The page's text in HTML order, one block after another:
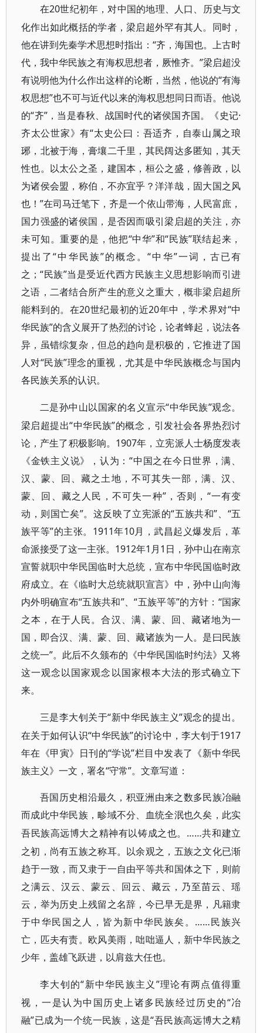
在20世纪初年，对中国的地理、人口、历史与文
化作出如此概括的学者，梁启超外罕有其人。同时，
他在讲到先秦学术思想时指出：“齐，海国也。上古时
代，我中华民族之有海权思想者，厥惟齐。”梁启超没
有说明他为什么作出这样的论断，当然，他说的“有海
权思想”也不可与近代以来的海权思想同日而语。他说
的“齐”，当是春秋、战国时代的诸侯国齐国。《史记·
齐太公世家》有“太史公曰：吾适齐，自泰山属之琅
琊，北被于海，膏壤二千里，其民阔达多匿知，其天
性也。以太公之圣，建国本，桓公之盛，修善政，以
为诸侯会盟，称伯，不亦宜乎？洋洋哉，固大国之风
也！”在司马迁笔下，齐是一个依山带海，人民富庶，
国力强盛的诸侯国，是否因而吸引梁启超的关注，亦
未可知。重要的是，他把“中华”和“民族”联结起来，
提出了“中华民族”的概念。“中华”一词，古已有
之；“民族”当是受近代西方民族主义思想影响而引进
之语，二者结合所产生的意义之重大，概非梁启超所
能料到的。在20世纪最初的近20年中，学术界对“中
华民族”的含义展开了热烈的讨论，论者蜂起，说法各
异，虽错综复杂，但总的趋向是积极的，它推进了国
人对“民族”理念的重视，尤其是中华民族概念与国内
各民族关系的认识。
二是孙中山以国家的名义宣示“中华民族”观念。
梁启超提出“中华民族”的概念，引发社会各界热烈讨
论，产生了积极影响。1907年，立宪派人士杨度发表
《金铁主义说》，认为：“中国之在今日世界，满、
汉、蒙、回、藏之土地，不可其失一部，满、汉、
蒙、回、藏之人民，不可失一种”，否则，“一有变
动，则国亡矣”。这反映了立宪派的“五族共和”、“五
族平等”的主张。1911年10月，武昌起义爆发后，革
命派接受了这一主张。1912年1月1日，孙中山在南京
宣誓就职中华民国临时大总统，宣布中华民国临时政
府成立。在《临时大总统就职宣言》中，孙中山向海
内外明确宣布“五族共和”、“五族平等”的方针：“国家
之本，在于人民。合汉、满、蒙、回、藏诸地为一
国，即合汉、满、蒙、回、藏诸族为一人。是曰民族
之统一”。此后不久颁布的《中华民国临时约法》又将
这一观念以国家观念以国家根本大法的形式确立下
来。
三是李大钊关于“新中华民族主义”观念的提出。
在关于如何认识“中华民族”的讨论中，李大钊于1917
年在《甲寅》日刊的“学说”栏目中发表了《新中华民
族主义》一文，署名“守常”。文章写道：
吾国历史相沿最久，积亚洲由来之数多民族冶融
而成此中华民族，畛域不分、血统全泯也久矣，此实
吾民族高远博大之精神有以铸成之也。 ……共和建立
之初，尚有五族之称耳。以余观之，五族之文化已渐
趋于一致，而又隶于一自由平等共和国体之下，则前
之满云、汉云、蒙云、回云、藏云，乃至苗云、瑶
云，举为历史上残留之名辞，今已早无是界，凡籍隶
于中华民国之人，皆为新中华民族矣。……民族兴
亡，匹夫有责。欧风美雨，咄咄逼人，新中华民族之
少年，盖雄飞跃进，以肩兹大任也。
李大钊的“新中华民族主义”理论有两点值得重
视，一是认为中国历史上诸多民族经过历史的“冶
融”已成为一个统一民族，这是“吾民族高远博大之精